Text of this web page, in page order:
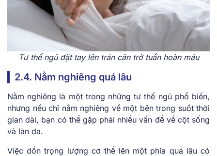
Tư thế ngủ đặt tay lên trán cản trở tuần hoàn máu
2.4. Nằm nghiêng quá lâu
Nằm nghiêng là một trong những tư thế ngủ phổ biến,
nhưng nếu chỉ nằm nghiêng về một bên trong suốt thời
gian dài, bạn có thể gặp phải nhiều vấn đề về cột sống
và làn da.
Việc dồn trọng lượng cơ thể lên một phía quá lâu có